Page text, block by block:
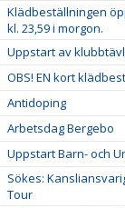
Klädbeställningen
kl. 23,59 i morgon.
Uppstart av
OBS! EN kort
Antidoping
Arbetsdag Bergebo
Uppstart Barn- och
Sökes:
Tour